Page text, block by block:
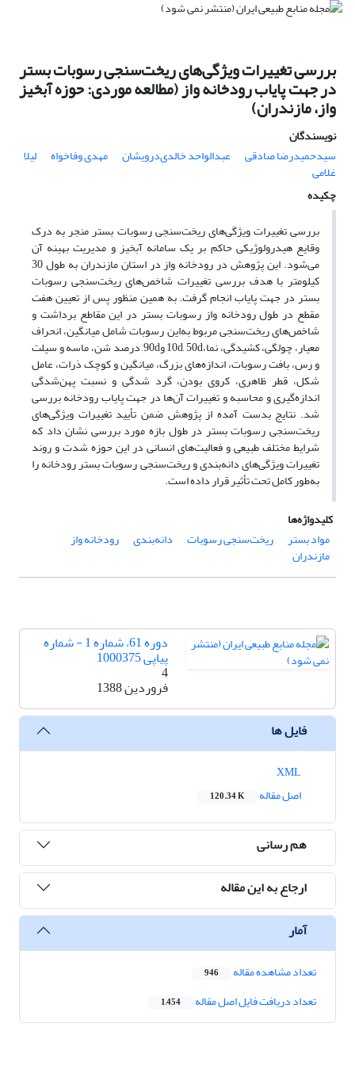
بررسی تغییرات ویژگی‌های ریخت‌سنجی رسوبات بستر
در جهت پایاب رودخانه واز (مطالعه موردی: حوزه آبخیز
واز، مازندران)
نویسندگان
سیدحمیدرضا صادقی
عبدالواحد خالدی‌درویشان مهدی وفاخواه لیلا
غلامی
چکیده
بررسی تغییرات ویژگی‌های ریخت‌سنجی رسوبات بستر منجر به درک
وقایع هیدرولوژیکی حاکم بر یک سامانه آبخیز و مدیریت بهینه آن
می‌شود. این پژوهش در رودخانه واز در استان مازندران به طول 30
کیلومتر با هدف بررسی تغییرات شاخص‌های ریخت‌سنجی رسوبات
بستر در جهت پایاب انجام گرفت. به همین منظور پس از تعیین هفت
مقطع در طول رودخانه واز رسوبات بستر در این مقاطع برداشت و
شاخص‌های ریخت‌سنجی مربوط به‌این رسوبات شامل میانگین، انحراف
معیار، چولگی، کشیدگی، نما،10d, 50d و90d, درصد شن، ماسه و سیلت
و رس، بافت رسوبات، اندازه‌های بزرگ، میانگین و کوچک ذرات، عامل
شکل، قطر ظاهری، کروی بودن، گرد شدگی و نسبت پهن‌شدگی
اندازه‌گیری و محاسبه و تغییرات آن‌ها در جهت پایاب رودخانه بررسی
شد. نتایج بدست آمده از پژوهش ضمن تأیید تغییرات ویژگی‌های
ریخت‌سنجی رسوبات بستر در طول بازه مورد بررسی نشان داد که
شرایط مختلف طبیعی و فعالیت‌های انسانی در این حوزه شدت و روند
تغییرات ویژگی‌های دانه‌بندی و ریخت‌سنجی رسوبات بستر رودخانه را
به‌طور کامل تحت تأثیر قرار داده است.
کلیدواژه‌ها
مواد بستر
ریخت‌سنجی رسوبات دانه‌بندی رودخانه واز
مازندران
دوره 61، شماره 1 - شماره
پیاپی 1000375
4
فروردین 1388
فایل ها
اصل مقاله
120.34 K
هم رسانی
ارجاع به این مقاله
آمار
تعداد مشاهده مقاله 946
تعداد دریافت فایل اصل مقاله 1,454